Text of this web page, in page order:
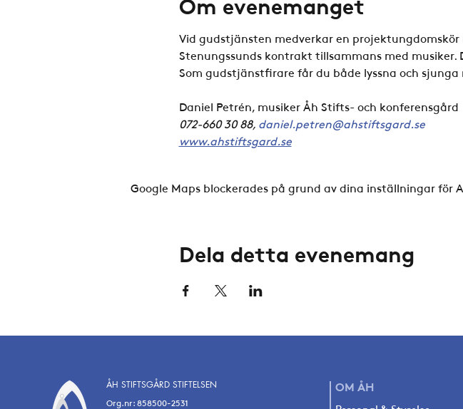
Vid gudstjänsten medverkar en
Stenungssunds kontrakt tillsammans med
Som gudstjänstfirare får du både lyssna och
Daniel Petrén, musiker Åh Stifts- och konferensgård
072-660 30 88, daniel.petren@ahstiftsgard.se
www.ahstiftsgard.se
Google Maps blockerades på grund av dina inställningar för
Dela detta evenemang
ÅH STIFTSGÅRD STIFTELSEN
Org.nr: 858500-2531
OM ÅH